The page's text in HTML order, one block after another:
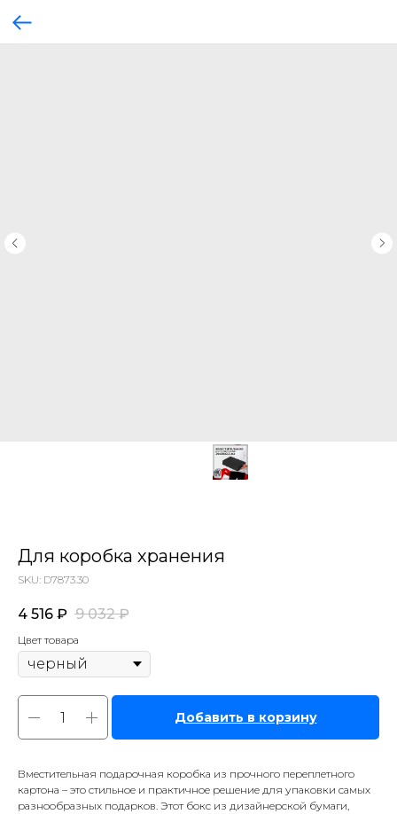
Для коробка хранения
SKU: D7873.30
4 516 ₽ 9 032 ₽
Цвет товара
Добавить в корзину
Вместительная подарочная коробка из прочного переплетного
картона – это стильное и практичное решение для упаковки самых
разнообразных подарков. Этот бокс из дизайнерской бумаги,